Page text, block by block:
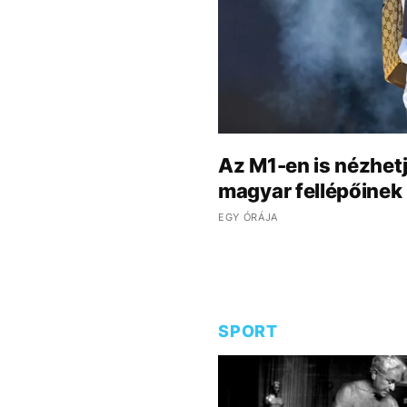
Az M1-en is
magyar
EGY ÓRÁJA
SPORT